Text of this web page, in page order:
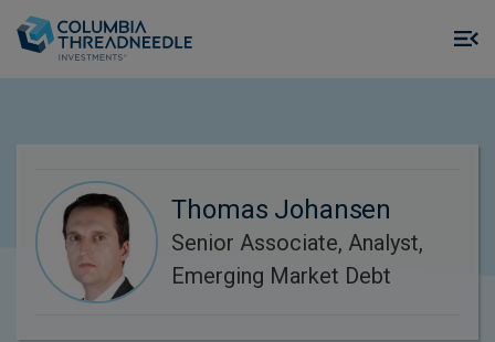
Thomas Johansen
Senior Associate, Analyst,
Emerging Market Debt